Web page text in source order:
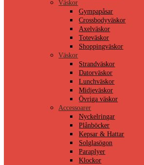
Väskor
Gympapåsar
Crossbodyväskor
Axelväskor
Toteväskor
Shoppingväskor
Väskor
Strandväskor
Datorväskor
Lunchväskor
Midjeväskor
Övriga väskor
Accessoarer
Nyckelringar
Plånböcker
Kepsar & Hattar
Solglasögon
Paraplyer
Klockor